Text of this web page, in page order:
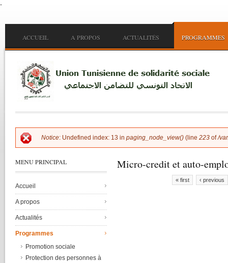
-
Main menu
ACCUEIL A PROPOS ACTUALITÉS PROGRAMMES
Error message
Notice: Undefined index: 13 in paging_node_view() (line 223 of/
Micro-credit et auto-
« first ‹ previous
MENU PRINCIPAL
Accueil
A propos
Actualités
Programmes
Promotion sociale
Protection des personnes à